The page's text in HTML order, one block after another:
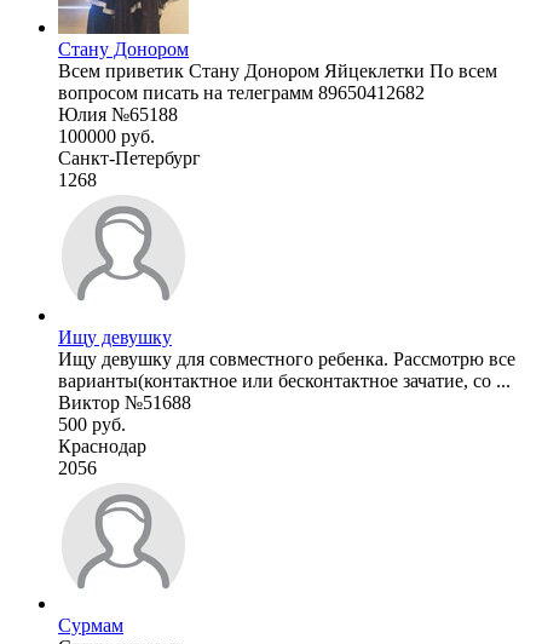
Стану Донором
Всем приветик Стану Донором Яйцеклетки По всем
вопросом писать на телеграмм 89650412682
Юлия №65188
100000 руб.
Санкт-Петербург
1268
Ищу девушку
Ищу девушку для совместного ребенка. Рассмотрю все
варианты(контактное или бесконтактное зачатие, со ...
Виктор №51688
500 руб.
Краснодар
2056
Сурмам